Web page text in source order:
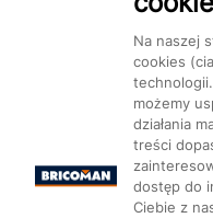
Mapa Strony: Kategorie
Na naszej
cookies
możemy
działania
treści
dostęp do
Ciebie z